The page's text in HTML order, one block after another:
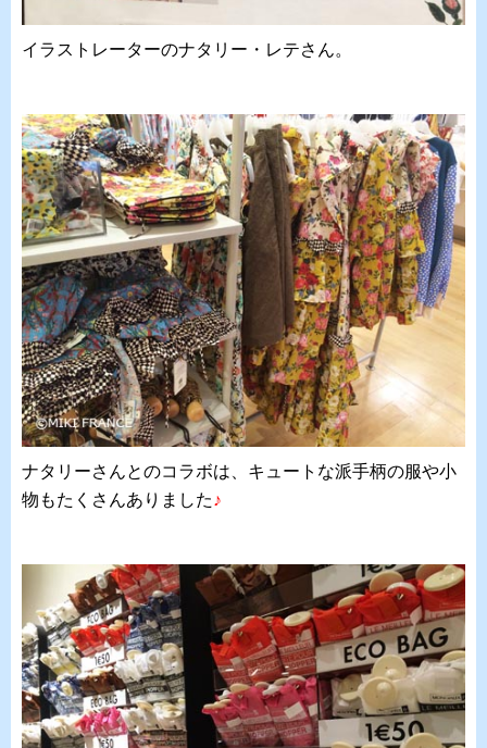
イラストレーターのナタリー・レテさん。
ナタリーさんとのコラボは、キュートな派手柄の服や小
物もたくさんありました♪